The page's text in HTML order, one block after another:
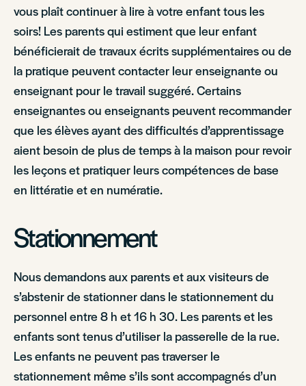
vous plaît continuer à lire à votre enfant tous les
soirs! Les parents qui estiment que leur enfant
bénéficierait de travaux écrits supplémentaires ou de
la pratique peuvent contacter leur enseignante ou
enseignant pour le travail suggéré. Certains
enseignantes ou enseignants peuvent recommander
que les élèves ayant des difficultés d’apprentissage
aient besoin de plus de temps à la maison pour revoir
les leçons et pratiquer leurs compétences de base
en littératie et en numératie.
Stationnement
Nous demandons aux parents et aux visiteurs de
s’abstenir de stationner dans le stationnement du
personnel entre 8 h et 16 h 30. Les parents et les
enfants sont tenus d’utiliser la passerelle de la rue.
Les enfants ne peuvent pas traverser le
stationnement même s’ils sont accompagnés d’un